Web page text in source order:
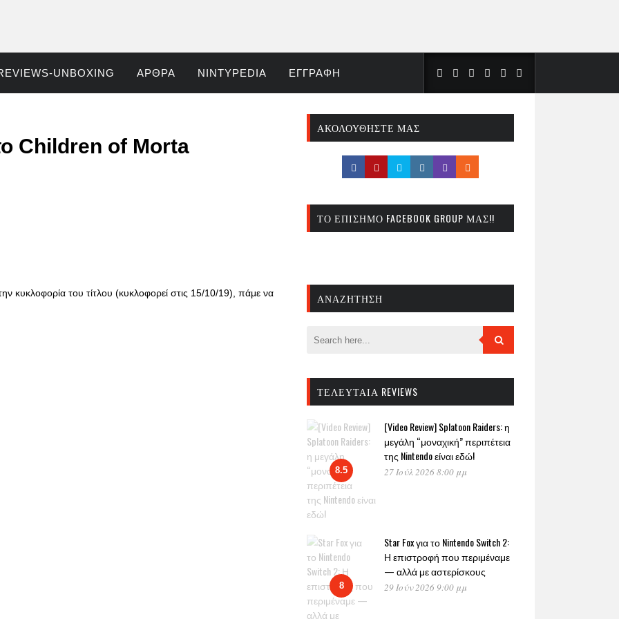
UNBOXING ΆΡΘΡΑ NINTYPEDIA ΕΓΓΡΑΦΉ
Children of Morta
κυκλοφορία του τίτλου (κυκλοφορεί στις 15/10/19), πάμε να
ΑΚΟΛΟΥΘΉΣΤΕ ΜΑΣ
ΤΟ ΕΠΊΣΗΜΟ FACEBOOK GROUP ΜΑΣ!!
ΑΝΑΖΉΤΗΣΗ
ΤΕΛΕΥΤΑΊΑ REVIEWS
8.5
[Video Review] Splatoon Raiders: η
μεγάλη “μοναχική” περιπέτεια
της Nintendo είναι εδώ!
27 Ιούλ 2026 8:00 μμ
8
Star Fox για το Nintendo Switch 2:
Η επιστροφή που περιμέναμε
— αλλά με αστερίσκους
29 Ιούν 2026 9:00 μμ